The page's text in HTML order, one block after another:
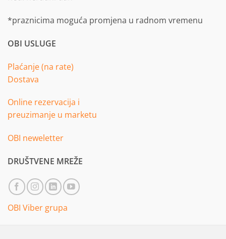
*praznicima moguća promjena u radnom vremenu
OBI USLUGE
Plaćanje (na rate)
Dostava
Online rezervacija i
preuzimanje u marketu
OBI neweletter
DRUŠTVENE MREŽE
OBI Viber grupa